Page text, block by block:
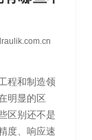
程和制造领
明显的区
区别还不是
度、响应速